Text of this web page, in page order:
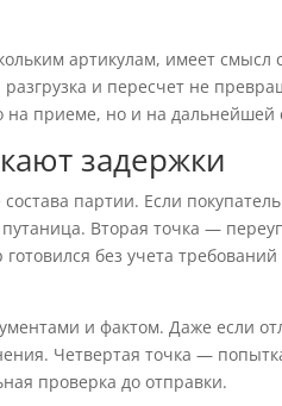
артикулам, имеет смысл
и пересчет не
приеме, но и на дальнейшей
задержки
партии. Если
Вторая точка —
без учета
и фактом. Даже если
Четвертая точка —
проверка до отправки.